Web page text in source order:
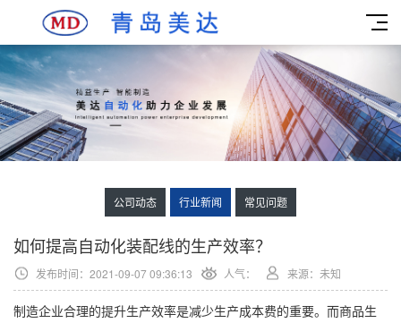
公司动态 行业新闻 常见问题
如何提高自动化装配线的生产效率？
发布时间：2021-09-07 09:36:13 人气： 来源：未知
制造企业合理的提升生产效率是减少生产成本费的重要。而商品生